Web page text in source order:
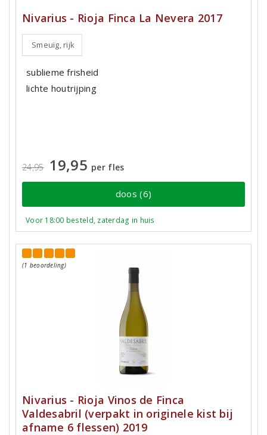
Nivarius - Rioja Finca La Nevera 2017
Smeuïg, rijk
sublieme frisheid
lichte houtrijping
24,95 19,95 per fles
doos (6)
Voor 18:00 besteld, zaterdag in huis
(1 beoordeling)
Nivarius - Rioja Vinos de Finca
Valdesabril (verpakt in originele kist bij
afname 6 flessen) 2019